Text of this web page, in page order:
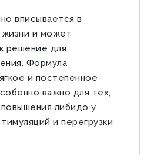
вписывается в
и может
решение для
Формула
и постепенное
важно для тех,
либидо у
и перегрузки